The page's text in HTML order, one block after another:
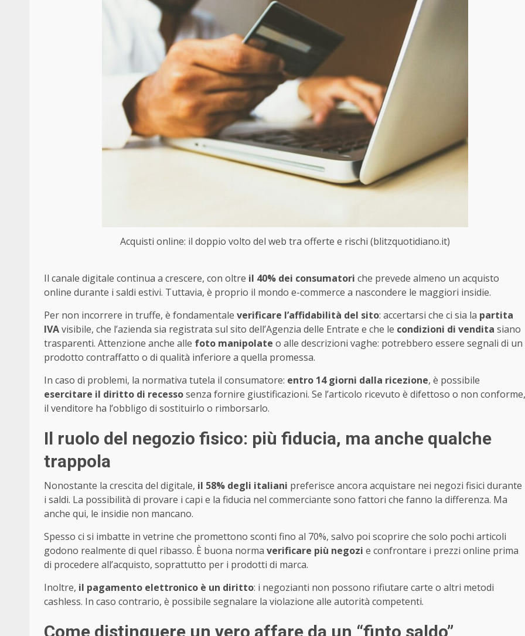
Acquisti online: il doppio volto del web tra offerte e rischi (blitzquotidiano.it)
Il canale digitale continua a crescere, con oltre il 40% dei consumatori che prevede almeno un acquisto
online durante i saldi estivi. Tuttavia, è proprio il mondo e-commerce a nascondere le maggiori insidie.
Per non incorrere in truffe, è fondamentale verificare l’affidabilità del sito: accertarsi che ci sia la partita
IVAvisibile, che l’azienda sia registrata sul sito dell’Agenzia delle Entrate e che le condizioni di vendita siano
trasparenti. Attenzione anche alle foto manipolate o alle descrizioni vaghe: potrebbero essere segnali di un
prodotto contraffatto o di qualità inferiore a quella promessa.
In caso di problemi, la normativa tutela il consumatore: entro 14 giorni dalla ricezione, è possibile
esercitare il diritto di recessosenza fornire giustificazioni. Se l’articolo ricevuto è difettoso o non conforme,
il venditore ha l’obbligo di sostituirlo o rimborsarlo.
Il ruolo del negozio fisico: più fiducia, ma anche qualche
trappola
Nonostante la crescita del digitale, il 58% degli italiani preferisce ancora acquistare nei negozi fisici durante
i saldi. La possibilità di provare i capi e la fiducia nel commerciante sono fattori che fanno la differenza. Ma
anche qui, le insidie non mancano.
Spesso ci si imbatte in vetrine che promettono sconti fino al 70%, salvo poi scoprire che solo pochi articoli
godono realmente di quel ribasso. È buona norma verificare più negozi e confrontare i prezzi online prima
di procedere all’acquisto, soprattutto per i prodotti di marca.
Inoltre, il pagamento elettronico è un diritto: i negozianti non possono rifiutare carte o altri metodi
cashless. In caso contrario, è possibile segnalare la violazione alle autorità competenti.
Come distinguere un vero affare da un “finto saldo”